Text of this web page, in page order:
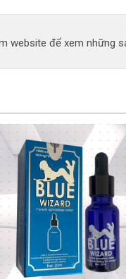
website để xem những